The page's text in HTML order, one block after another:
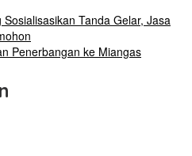
Sosialisasikan Tanda Gelar, Jasa
Penerbangan ke Miangas